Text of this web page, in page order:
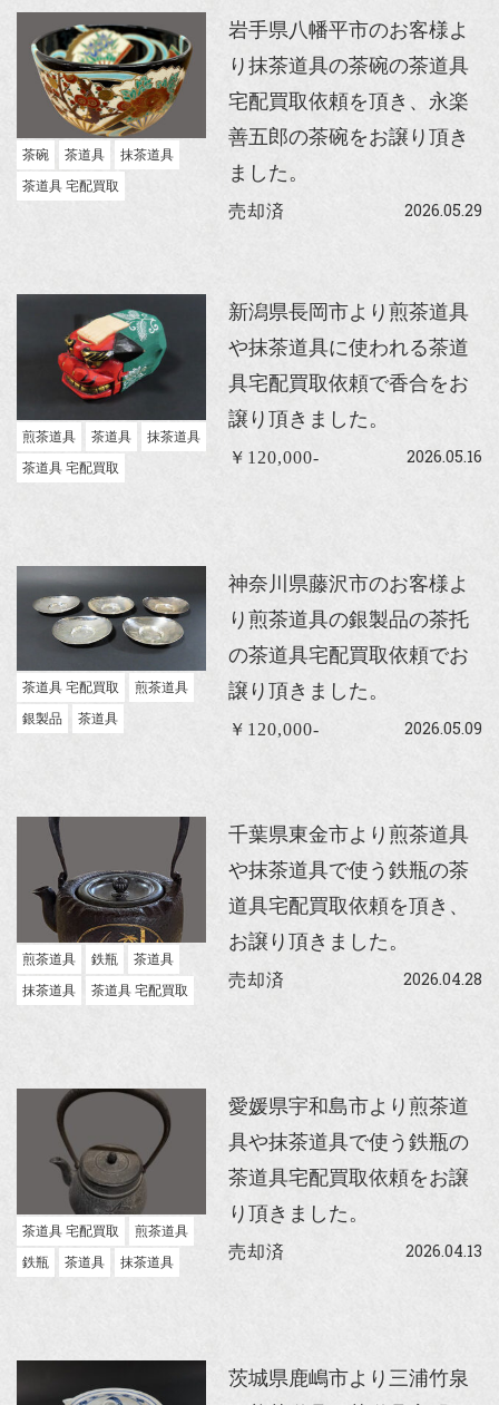
茶碗 茶道具
抹茶道具
茶道具 宅配買取
岩手県八幡平市のお客様よ
り抹茶道具の茶碗の茶道具
宅配買取依頼を頂き、永楽
善五郎の茶碗をお譲り頂き
ました。
売却済 2026.05.29
煎茶道具 茶道具
抹茶道具
茶道具 宅配買取
新潟県長岡市より煎茶道具
や抹茶道具に使われる茶道
具宅配買取依頼で香合をお
譲り頂きました。
￥120,000- 2026.05.16
茶道具 宅配買取
煎茶道具
銀製品
茶道具
神奈川県藤沢市のお客様よ
り煎茶道具の銀製品の茶托
の茶道具宅配買取依頼でお
譲り頂きました。
￥120,000- 2026.05.09
煎茶道具 鉄瓶
茶道具
抹茶道具
茶道具 宅配買取
千葉県東金市より煎茶道具
や抹茶道具で使う鉄瓶の茶
道具宅配買取依頼を頂き、
お譲り頂きました。
売却済 2026.04.28
茶道具 宅配買取
煎茶道具
鉄瓶
茶道具 抹茶道具
愛媛県宇和島市より煎茶道
具や抹茶道具で使う鉄瓶の
茶道具宅配買取依頼をお譲
り頂きました。
売却済 2026.04.13
茨城県鹿嶋市より三浦竹泉